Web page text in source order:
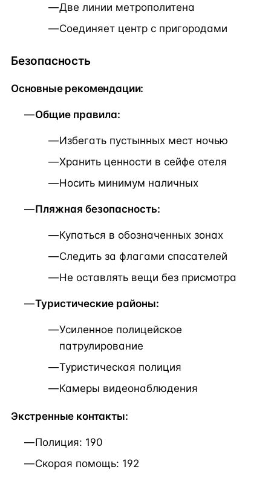
Две линии метрополитена
Соединяет центр с пригородами
Безопасность
Основные рекомендации:
Общие правила:
Избегать пустынных мест ночью
Хранить ценности в сейфе отеля
Носить минимум наличных
Пляжная безопасность:
Купаться в обозначенных зонах
Следить за флагами спасателей
Не оставлять вещи без присмотра
Туристические районы:
Усиленное полицейское
патрулирование
Туристическая полиция
Камеры видеонаблюдения
Экстренные контакты:
Полиция: 190
Скорая помощь: 192